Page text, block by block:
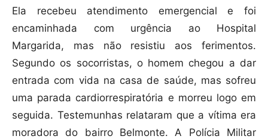
Ela recebeu atendimento emergencial e foi
encaminhada com urgência ao Hospital
Margarida, mas não resistiu aos ferimentos.
Segundo os socorristas, o homem chegou a dar
entrada com vida na casa de saúde, mas sofreu
uma parada cardiorrespiratória e morreu logo em
seguida. Testemunhas relataram que a vítima era
moradora do bairro Belmonte. A Polícia Militar